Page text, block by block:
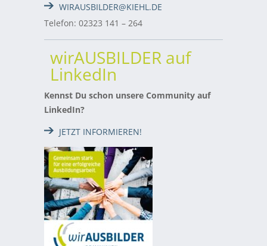
WIRAUSBILDER@KIEHL.DE
Telefon: 02323 141 – 264
wirAUSBILDER auf
LinkedIn
Kennst Du schon unsere Community auf
LinkedIn?
JETZT INFORMIEREN!